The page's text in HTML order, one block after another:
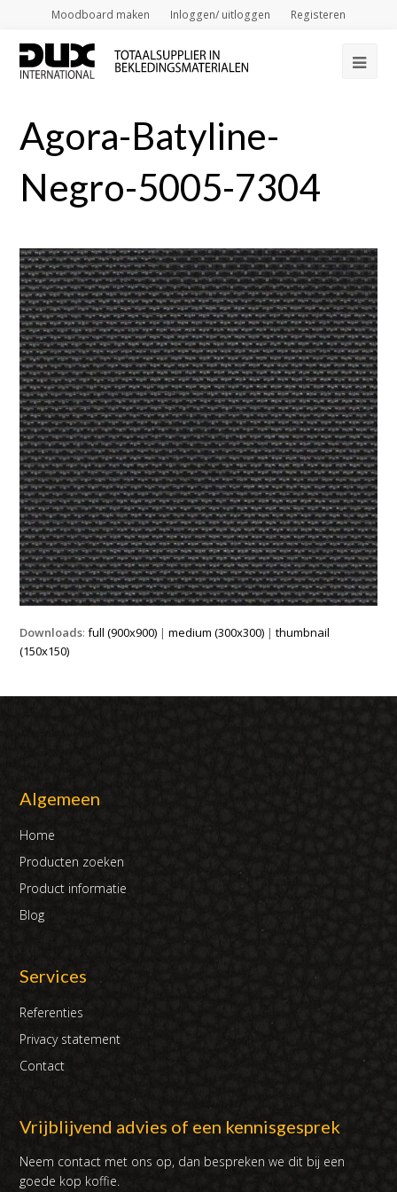
Moodboard maken Inloggen/ uitloggen Registeren
Agora-Batyline-
Negro-5005-7304
Downloads:full (900x900) |medium (300x300) |thumbnail
(150x150)
Algemeen
Home
Producten zoeken
Product informatie
Blog
Services
Referenties
Privacy statement
Contact
Vrijblijvend advies of een kennisgesprek
Neem contact met ons op, dan bespreken we dit bij een
goede kop koffie.